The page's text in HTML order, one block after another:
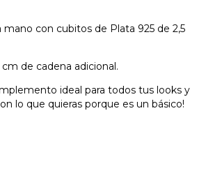
mano con cubitos de Plata 925 de 2,5
de cadena adicional.
ideal para todos tus looks y
lo que quieras porque es un básico!